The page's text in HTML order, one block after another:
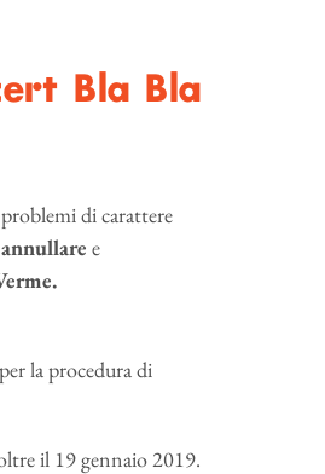
Bla Bla
di carattere
annullare e
la procedura di
il 19 gennaio 2019.